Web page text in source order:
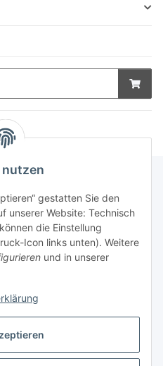
nutzen
gestatten Sie den
unserer Website: Technisch
die Einstellung
Icon links unten). Weitere
und in unserer